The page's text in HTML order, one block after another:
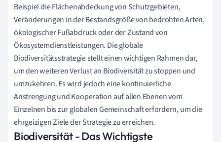
Beispiel die Flächenabdeckung von Schutzgebieten,
Veränderungen in der Bestandsgröße von bedrohten Arten,
ökologischer Fußabdruck oder der Zustand von
Ökosystemdienstleistungen. Die globale
Biodiversitätsstrategie stellt einen wichtigen Rahmen dar,
um den weiteren Verlust an Biodiversität zu stoppen und
umzukehren. Es wird jedoch eine kontinuierliche
Anstrengung und Kooperation auf allen Ebenen vom
Einzelnen bis zur globalen Gemeinschaft erfordern, um die
ehrgeizigen Ziele der Strategie zu erreichen.
Biodiversität - Das Wichtigste